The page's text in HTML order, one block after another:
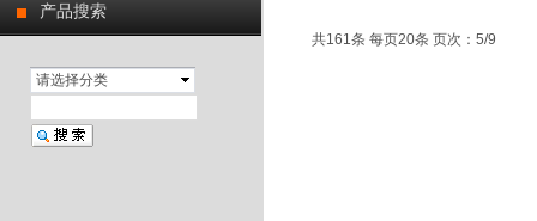
产品搜索
请选择分类
共161条 每页20条 页次：5/9